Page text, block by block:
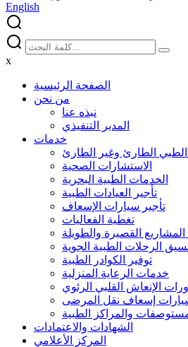
English
x
الصفحة الرئيسية
من نحن
نبذه عنا
المدير التنفيذي
خدمات
الطبي الطارئ وغير الطارئ
الاستشارات الصحية
الخدمات الطبية البحرية
تأجير العيادات الطبية
تأجير سيارات الإسعاف
تغطية الفعاليات
القصيرة والطويلة
الرحلات الطبية الجوية
توفير الكوادر الطبية
خدمات الرعاية المنزلية
إسعاف نقل المرضى
والمراكز الطبية
الشهادات والاعتمادات
المركز الأعلامي